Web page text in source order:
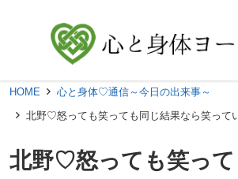
HOME
心と身体♡通信～今日の出来事～
北野♡怒っても笑っても同じ結果なら笑って
北野♡怒っても笑っ